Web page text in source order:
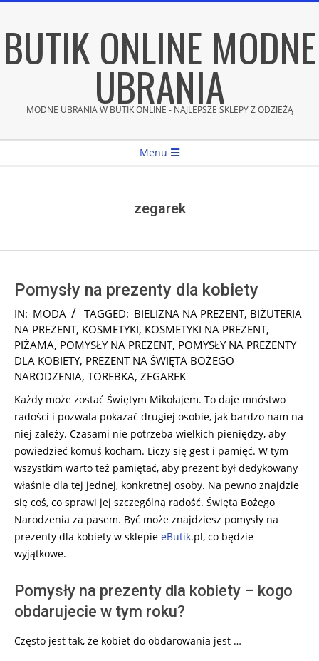
content
BUTIK ONLINE MODNE
UBRANIA
MODNE UBRANIA W BUTIK ONLINE - NAJLEPSZE SKLEPY Z ODZIEŻĄ
Menu
zegarek
Pomysły na prezenty dla kobiety
2025-
08-
27
IN: MODA TAGGED: BIELIZNA NA PREZENT, BIŻUTERIA
NA PREZENT, KOSMETYKI, KOSMETYKI NA PREZENT,
PIŻAMA, POMYSŁY NA PREZENT, POMYSŁY NA PREZENTY
DLA KOBIETY, PREZENT NA ŚWIĘTA BOŻEGO
NARODZENIA, TOREBKA, ZEGAREK
Każdy może zostać Świętym Mikołajem. To daje mnóstwo
radości i pozwala pokazać drugiej osobie, jak bardzo nam na
niej zależy. Czasami nie potrzeba wielkich pieniędzy, aby
powiedzieć komuś kocham. Liczy się gest i pamięć. W tym
wszystkim warto też pamiętać, aby prezent był dedykowany
właśnie dla tej jednej, konkretnej osoby. Na pewno znajdzie
się coś, co sprawi jej szczególną radość. Święta Bożego
Narodzenia za pasem. Być może znajdziesz pomysły na
prezenty dla kobiety w sklepie eButik.pl, co będzie
wyjątkowe.
Pomysły na prezenty dla kobiety – kogo
obdarujecie w tym roku?
Często jest tak, że kobiet do obdarowania jest …